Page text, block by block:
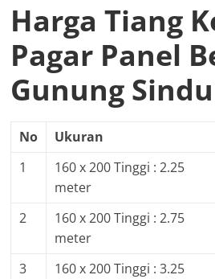
Harga Tiang
Pagar Panel
Gunung
No Ukuran
1
160 x 200 Tinggi : 2.25
meter
2
160 x 200 Tinggi : 2.75
meter
3
160 x 200 Tinggi : 3.25